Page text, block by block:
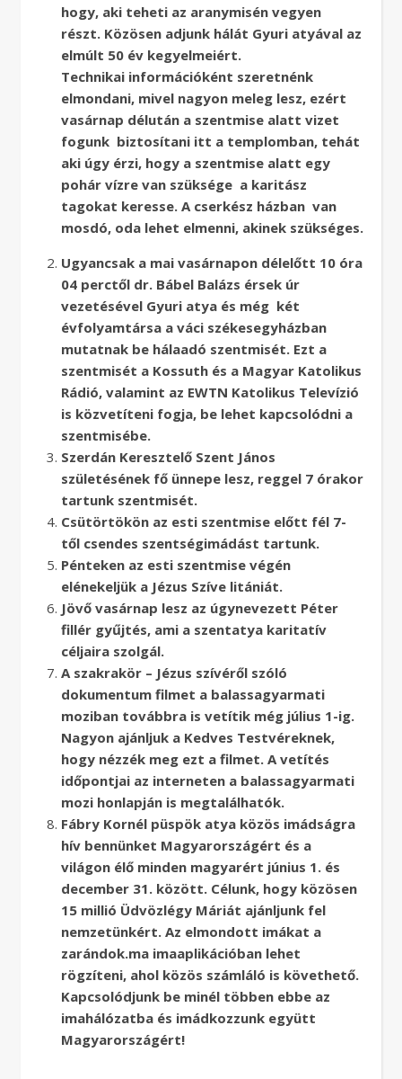
hogy, aki teheti az aranymisén vegyen
részt. Közösen adjunk hálát Gyuri atyával az
elmúlt 50 év kegyelmeiért.
Technikai információként szeretnénk
elmondani, mivel nagyon meleg lesz, ezért
vasárnap délután a szentmise alatt vizet
fogunk biztosítani itt a templomban, tehát
aki úgy érzi, hogy a szentmise alatt egy
pohár vízre van szüksége a karitász
tagokat keresse. A cserkész házban van
mosdó, oda lehet elmenni, akinek szükséges.
Ugyancsak a mai vasárnapon délelőtt 10 óra
04 perctől dr. Bábel Balázs érsek úr
vezetésével Gyuri atya és még két
évfolyamtársa a váci székesegyházban
mutatnak be hálaadó szentmisét. Ezt a
szentmisét a Kossuth és a Magyar Katolikus
Rádió, valamint az EWTN Katolikus Televízió
is közvetíteni fogja, be lehet kapcsolódni a
szentmisébe.
Szerdán Keresztelő Szent János
születésének fő ünnepe lesz, reggel 7 órakor
tartunk szentmisét.
Csütörtökön az esti szentmise előtt fél 7-
től csendes szentségimádást tartunk.
Pénteken az esti szentmise végén
elénekeljük a Jézus Szíve litániát.
Jövő vasárnap lesz az úgynevezett Péter
fillér gyűjtés, ami a szentatya karitatív
céljaira szolgál.
A szakrakör – Jézus szívéről szóló
dokumentum filmet a balassagyarmati
moziban továbbra is vetítik még július 1-ig.
Nagyon ajánljuk a Kedves Testvéreknek,
hogy nézzék meg ezt a filmet. A vetítés
időpontjai az interneten a balassagyarmati
mozi honlapján is megtalálhatók.
Fábry Kornél püspök atya közös imádságra
hív bennünket Magyarországért és a
világon élő minden magyarért június 1. és
december 31. között. Célunk, hogy közösen
15 millió Üdvözlégy Máriát ajánljunk fel
nemzetünkért. Az elmondott imákat a
zarándok.ma imaaplikációban lehet
rögzíteni, ahol közös számláló is követhető.
Kapcsolódjunk be minél többen ebbe az
imahálózatba és imádkozzunk együtt
Magyarországért!